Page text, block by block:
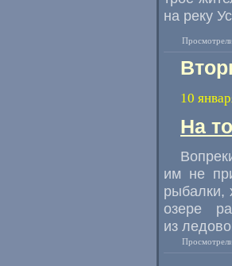
на реку
10
На
им не
рыбалки,
озере
из